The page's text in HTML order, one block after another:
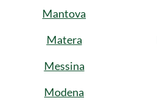
Mantova
Matera
Messina
Modena